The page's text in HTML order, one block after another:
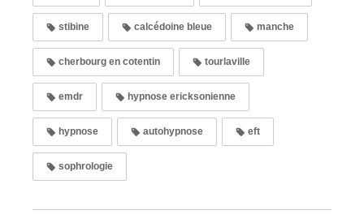
stibine calcédoine bleue manche
cherbourg en cotentin tourlaville
emdr hypnose ericksonienne
hypnose autohypnose eft
sophrologie